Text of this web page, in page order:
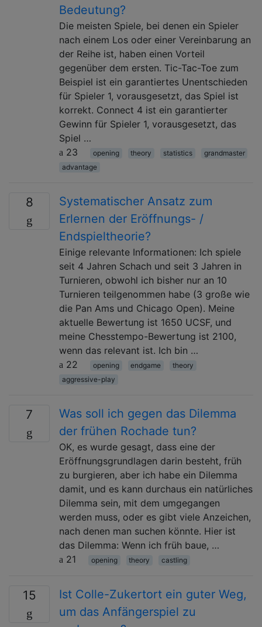
Bedeutung?
Die meisten Spiele, bei denen ein Spieler
nach einem Los oder einer Vereinbarung an
der Reihe ist, haben einen Vorteil
gegenüber dem ersten. Tic-Tac-Toe zum
Beispiel ist ein garantiertes Unentschieden
für Spieler 1, vorausgesetzt, das Spiel ist
korrekt. Connect 4 ist ein garantierter
Gewinn für Spieler 1, vorausgesetzt, das
Spiel …
23
opening theory statistics
grandmaster
advantage
8
Systematischer Ansatz zum
Erlernen der Eröffnungs- /
Endspieltheorie?
Einige relevante Informationen: Ich spiele
seit 4 Jahren Schach und seit 3 ​​Jahren in
Turnieren, obwohl ich bisher nur an 10
Turnieren teilgenommen habe (3 große wie
die Pan Ams und Chicago Open). Meine
aktuelle Bewertung ist 1650 UCSF, und
meine Chesstempo-Bewertung ist 2100,
wenn das relevant ist. Ich bin …
22
opening endgame
theory
aggressive-play
7
Was soll ich gegen das Dilemma
der frühen Rochade tun?
OK, es wurde gesagt, dass eine der
Eröffnungsgrundlagen darin besteht, früh
zu burgieren, aber ich habe ein Dilemma
damit, und es kann durchaus ein natürliches
Dilemma sein, mit dem umgegangen
werden muss, oder es gibt viele Anzeichen,
nach denen man suchen könnte. Hier ist
das Dilemma: Wenn ich früh baue, …
21
opening theory castling
15
Ist Colle-Zukertort ein guter Weg,
um das Anfängerspiel zu